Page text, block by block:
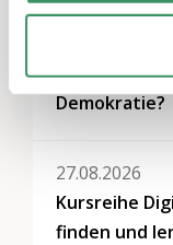
Demokratie?
27.08.2026
Kursreihe
finden und